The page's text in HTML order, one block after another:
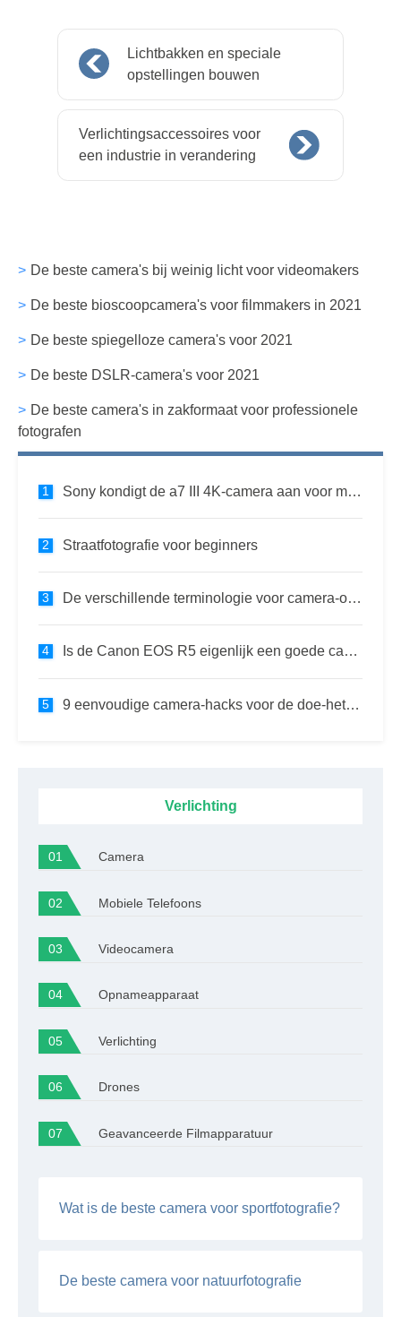
Lichtbakken en speciale
opstellingen bouwen
Verlichtingsaccessoires voor
een industrie in verandering
De beste camera's bij weinig licht voor videomakers
De beste bioscoopcamera's voor filmmakers in 2021
De beste spiegelloze camera's voor 2021
De beste DSLR-camera's voor 2021
De beste camera's in zakformaat voor professionele
fotografen
Sony kondigt de a7 III 4K-camera aan voor minder dan $ 2000
Straatfotografie voor beginners
De verschillende terminologie voor camera-opnamen in film
Is de Canon EOS R5 eigenlijk een goede camera voor filmmakers?
9 eenvoudige camera-hacks voor de doe-het-zelffotograaf
Verlichting
Camera
Mobiele Telefoons
Videocamera
Opnameapparaat
Verlichting
Drones
Geavanceerde Filmapparatuur
Wat is de beste camera voor sportfotografie?
De beste camera voor natuurfotografie